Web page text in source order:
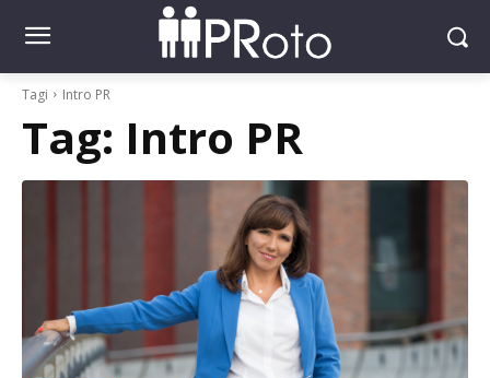
Tagi Intro PR
Tag: Intro PR